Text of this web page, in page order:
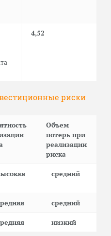
4,52
риски
Объем
потерь при
реализации
риска
средний
средний
низкий